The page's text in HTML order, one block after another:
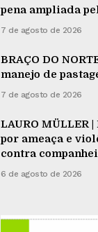
pena ampliada
7 de agosto de 2026
BRAÇO DO
manejo de
7 de agosto de 2026
LAURO MÜLLER
por ameaça e
contra
6 de agosto de 2026